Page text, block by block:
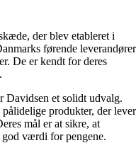
der blev etableret i
førende leverandører
De er kendt for deres
Davidsen et solidt udvalg.
produkter, der lever
mål er at sikre, at
værdi for pengene.